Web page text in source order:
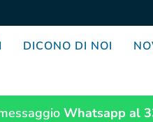
DICONO DI NOI
Whatsapp al